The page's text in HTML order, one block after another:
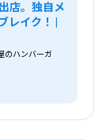
店。独自メ
レイク！ |
のハンバーガ